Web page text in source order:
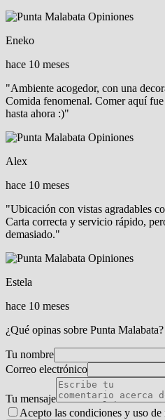
Eneko
hace 10 meses
"Ambiente acogedor, con una
Comida fenomenal. Comer aquí
hasta ahora :)"
Alex
hace 10 meses
"Ubicación con vistas agradables
Carta correcta y servicio rápido,
demasiado."
Estela
hace 10 meses
¿Qué opinas sobre Punta Malabata?
Tu nombre
Correo electrónico
Tu mensaje
Acepto las condiciones y uso de